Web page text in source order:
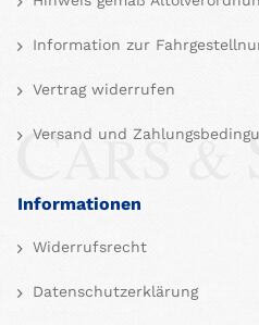
Information zur
Vertrag widerrufen
Versand und
Informationen
Widerrufsrecht
Datenschutzerklärung